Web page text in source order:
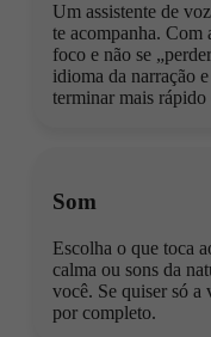
Um assistente de
te acompanha. Com
foco e não se
idioma da narração
terminar mais
Som
Escolha o que toca
calma ou sons da
você. Se quiser só a
por completo.